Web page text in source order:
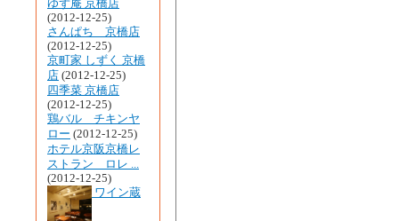
ゆず庵 京橋店
(2012-12-25)
さんぱち 京橋店
(2012-12-25)
京町家 しずく 京橋
店 (2012-12-25)
四季菜 京橋店
(2012-12-25)
鶏バル チキンヤ
ロー (2012-12-25)
ホテル京阪京橋レ
ストラン ロレ ...
(2012-12-25)
ワイン蔵